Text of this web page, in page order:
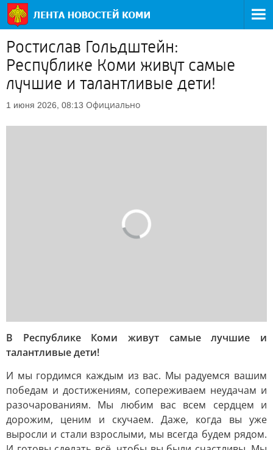
Ростислав Гольдштейн:
Республике Коми живут самые
лучшие и талантливые дети!
1 июня 2026, 08:13 Официально
В Республике Коми живут самые лучшие и
талантливые дети!
И мы гордимся каждым из вас. Мы радуемся вашим
победам и достижениям, сопереживаем неудачам и
разочарованиям. Мы любим вас всем сердцем и
дорожим, ценим и скучаем. Даже, когда вы уже
выросли и стали взрослыми, мы всегда будем рядом.